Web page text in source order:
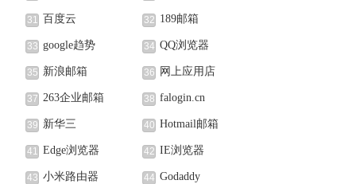
31 百度云 32 189邮箱
33 google趋势 34 QQ浏览器
35 新浪邮箱 36 网上应用店
37 263企业邮箱 38 falogin.cn
39 新华三 40 Hotmail邮箱
41 Edge浏览器 42 IE浏览器
43 小米路由器 44 Godaddy